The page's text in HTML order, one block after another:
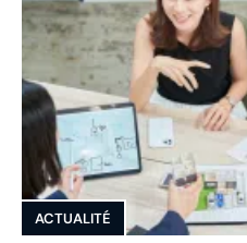
ACTUALITÉ